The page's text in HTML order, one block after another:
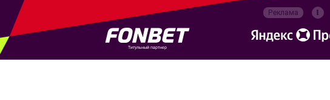
Титульный партнер
Реклама